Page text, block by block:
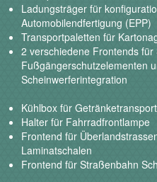
Ladungsträger für
Automobilendfertigung (EPP)
Transportpaletten für
2 verschiedene Frontends
Fußgängerschutzelementen
Scheinwerferintegration
Kühlbox für
Halter für Fahrradfrontlampe
Frontend für
Laminatschalen
Frontend für Straßenbahn